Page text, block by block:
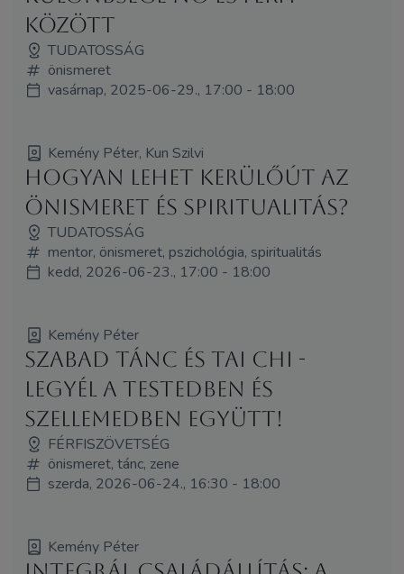
között
TUDATOSSÁG
önismeret
vasárnap, 2025-06-29., 17:00 - 18:00
Kemény Péter, Kun Szilvi
Hogyan lehet kerülőút az
önismeret és spiritualitás?
TUDATOSSÁG
mentor, önismeret, pszichológia, spiritualitás
kedd, 2026-06-23., 17:00 - 18:00
Kemény Péter
Szabad tánc és tai chi -
legyél a testedben és
szellemedben együtt!
FÉRFISZÖVETSÉG
önismeret, tánc, zene
szerda, 2026-06-24., 16:30 - 18:00
Kemény Péter